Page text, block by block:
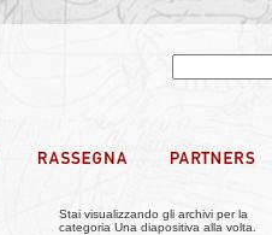
Stai visualizzando gli archivi per la
categoria Una diapositiva alla volta.